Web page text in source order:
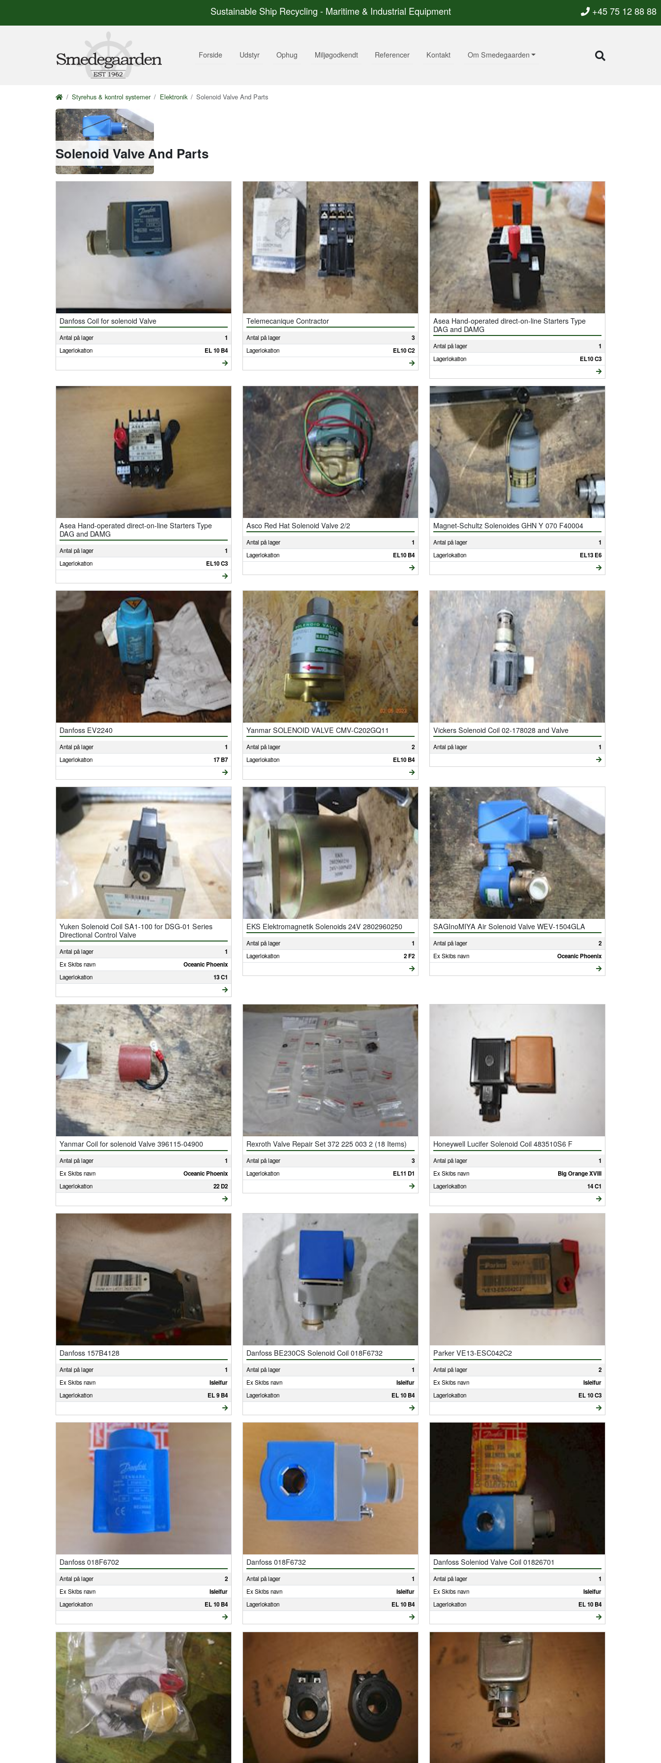
+45 75 12 88 88
Sustainable Ship Recycling - Maritime & Industrial Equipment
Forside Udstyr Ophug Miljøgodkendt Referencer Kontakt Om Smedegaarden
Styrehus & kontrol systemer Elektronik Solenoid Valve And Parts
Solenoid Valve And Parts
Danfoss Coil for solenoid Valve
Antal på lager 1
Lagerlokation EL 10 B4
Telemecanique Contractor
Antal på lager 3
Lagerlokation EL10 C2
Asea Hand-operated direct-on-line Starters Type
DAG and DAMG
Antal på lager 1
Lagerlokation EL10 C3
Asea Hand-operated direct-on-line Starters Type
DAG and DAMG
Antal på lager 1
Lagerlokation EL10 C3
Asco Red Hat Solenoid Valve 2/2
Antal på lager 1
Lagerlokation EL10 B4
Magnet-Schultz Solenoides GHN Y 070 F40004
Antal på lager 1
Lagerlokation EL13 E6
Danfoss EV2240
Antal på lager 1
Lagerlokation 17 B7
Yanmar SOLENOID VALVE CMV-C202GQ11
Antal på lager 2
Lagerlokation EL10 B4
Vickers Solenoid Coil 02-178028 and Valve
Antal på lager 1
Yuken Solenoid Coil SA1-100 for DSG-01 Series
Directional Control Valve
Antal på lager 1
Ex Skibs navn Oceanic Phoenix
Lagerlokation 13 C1
EKS Elektromagnetik Solenoids 24V 2802960250
Antal på lager 1
Lagerlokation 2 F2
SAGInoMIYA Air Solenoid Valve WEV-1504GLA
Antal på lager 2
Ex Skibs navn Oceanic Phoenix
Yanmar Coil for solenoid Valve 396115-04900
Antal på lager 1
Ex Skibs navn Oceanic Phoenix
Lagerlokation 22 D2
Rexroth Valve Repair Set 372 225 003 2 (18 Items)
Antal på lager 3
Lagerlokation EL11 D1
Honeywell Lucifer Solenoid Coil 483510S6 F
Antal på lager 1
Ex Skibs navn Big Orange XVIII
Lagerlokation 14 C1
Danfoss 157B4128
Antal på lager 1
Ex Skibs navn Isleifur
Lagerlokation EL 9 B4
Danfoss BE230CS Solenoid Coil 018F6732
Antal på lager 1
Ex Skibs navn Isleifur
Lagerlokation EL 10 B4
Parker VE13-ESC042C2
Antal på lager 2
Ex Skibs navn Isleifur
Lagerlokation EL 10 C3
Danfoss 018F6702
Antal på lager 2
Ex Skibs navn Isleifur
Lagerlokation EL 10 B4
Danfoss 018F6732
Antal på lager 1
Ex Skibs navn Isleifur
Lagerlokation EL 10 B4
Danfoss Soleniod Valve Coil 01826701
Antal på lager 1
Ex Skibs navn Isleifur
Lagerlokation EL 10 B4